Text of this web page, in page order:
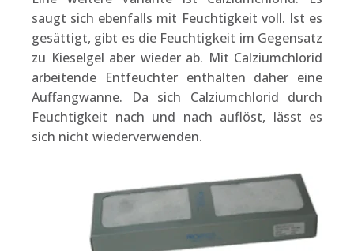
saugt sich ebenfalls mit Feuchtigkeit voll. Ist es
gesättigt, gibt es die Feuchtigkeit im Gegensatz
zu Kieselgel aber wieder ab. Mit Calziumchlorid
arbeitende Entfeuchter enthalten daher eine
Auffangwanne. Da sich Calziumchlorid durch
Feuchtigkeit nach und nach auflöst, lässt es
sich nicht wiederverwenden.